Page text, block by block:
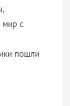
мир с
пошли